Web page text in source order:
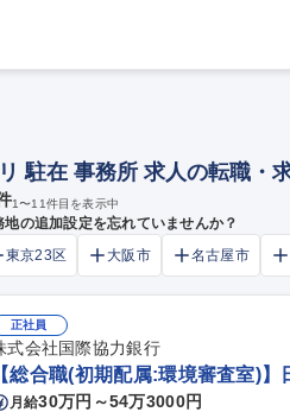
駐在 事務所 求人の転職・
1〜11件目を表示中
地の追加設定を忘れていませんか？
東京23区
大阪市 名古屋市
正社員
式会社国際協力銀行
【総合職(初期配属:環境審査室)
月給30万円～54万3000円